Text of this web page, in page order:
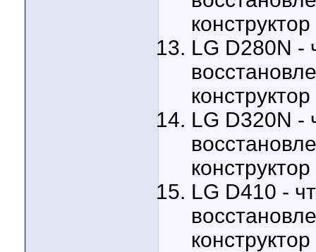
LG D280N -
LG D320N -
LG D410 -